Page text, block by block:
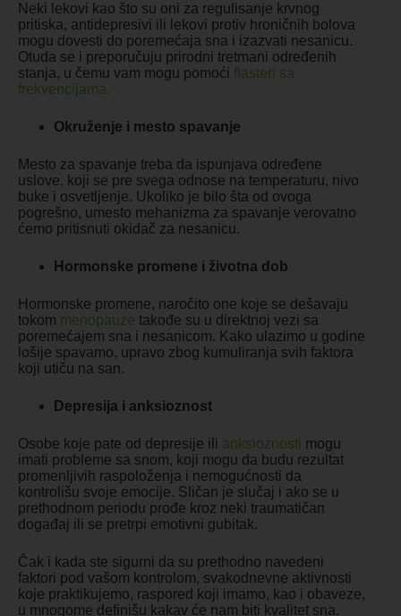
Neki lekovi kao što su oni za regulisanje krvnog
pritiska, antidepresivi ili lekovi protiv hroničnih bolova
mogu dovesti do poremećaja sna i izazvati nesanicu.
Otuda se i preporučuju prirodni tretmani određenih
stanja, u čemu vam mogu pomoći flasteri sa
frekvencijama.
Okruženje i mesto spavanje
Mesto za spavanje treba da ispunjava određene
uslove, koji se pre svega odnose na temperaturu, nivo
buke i osvetljenje. Ukoliko je bilo šta od ovoga
pogrešno, umesto mehanizma za spavanje verovatno
ćemo pritisnuti okidač za nesanicu.
Hormonske promene i životna dob
Hormonske promene, naročito one koje se dešavaju
tokom menopauze takođe su u direktnoj vezi sa
poremećajem sna i nesanicom. Kako ulazimo u godine
lošije spavamo, upravo zbog kumuliranja svih faktora
koji utiču na san.
Depresija i anksioznost
Osobe koje pate od depresije ili anksioznosti mogu
imati probleme sa snom, koji mogu da budu rezultat
promenljivih raspoloženja i nemogućnosti da
kontrolišu svoje emocije. Sličan je slučaj i ako se u
prethodnom periodu prođe kroz neki traumatičan
događaj ili se pretrpi emotivni gubitak.
Čak i kada ste sigurni da su prethodno navedeni
faktori pod vašom kontrolom, svakodnevne aktivnosti
koje praktikujemo, raspored koji imamo, kao i obaveze,
u mnogome definišu kakav će nam biti kvalitet sna.